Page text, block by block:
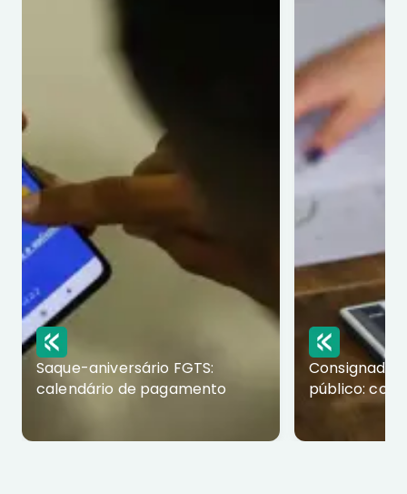
Saque-aniversário FGTS:
calendário de pagamento
Consignado
público: